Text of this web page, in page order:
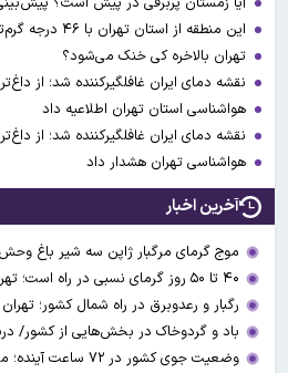
این منطقه از استان تهران با ۴۶ درجه گرم‌ترین نقطه شد
تهران بالاخره کی خنک می‌شود؟
نقشه دمای ایران غافلگیرکننده شد؛ از
هواشناسی استان تهران اطلاعیه داد
نقشه دمای ایران غافلگیرکننده شد؛ از
هواشناسی تهران هشدار داد
آخرین اخبار
موج گرمای مرگبار ژاپن سه شیر باغ وحش
۴۰ تا ۵۰ روز گرمای نسبی در راه است؛ تهران تا ۳۸ درجه گرم می‌شود
رگبار و رعدوبرق در راه شمال کشور؛
باد و گردوخاک در بخش‌هایی از کشور/